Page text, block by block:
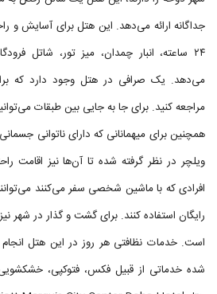
جداگانه ارائه می‌دهد. این هتل برای آسایش و
۲۴ ساعته، انبار چمدان، میز تور، شاتل
می‌دهد. یک صرافی در هتل وجود دارد که
مراجعه کنید. برای جا به جایی بین طبقات
همچنین برای میهمانانی که دارای ناتوانی
ویلچر در نظر گرفته شده تا آن‌ها نیز اقامت
افرادی که با ماشین شخصی سفر می‌کنند
رایگان استفاده کنند. برای گشت و گذار در شهر
است. خدمات نظافتی هر روز در این هتل
شده خدماتی از قبیل فکس، فتوکپی،